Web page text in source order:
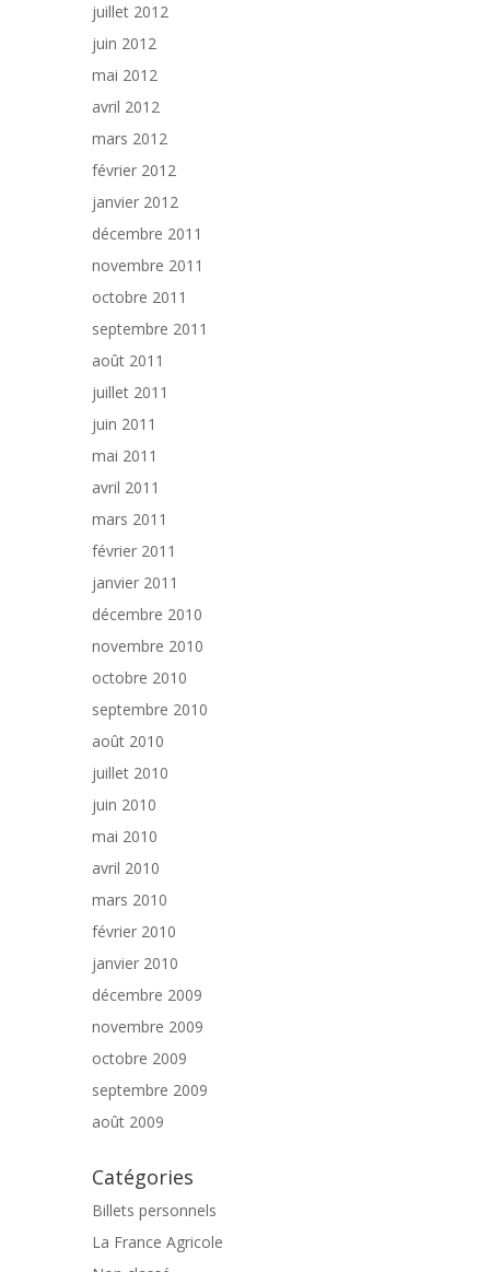
juillet 2012
juin 2012
mai 2012
avril 2012
mars 2012
février 2012
janvier 2012
décembre 2011
novembre 2011
octobre 2011
septembre 2011
août 2011
juillet 2011
juin 2011
mai 2011
avril 2011
mars 2011
février 2011
janvier 2011
décembre 2010
novembre 2010
octobre 2010
septembre 2010
août 2010
juillet 2010
juin 2010
mai 2010
avril 2010
mars 2010
février 2010
janvier 2010
décembre 2009
novembre 2009
octobre 2009
septembre 2009
août 2009
Catégories
Billets personnels
La France Agricole